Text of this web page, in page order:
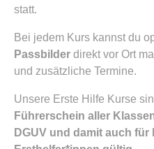
statt.
Bei jedem Kurs kannst du
Passbilder direkt vor Ort
und zusätzliche Termine.
Unsere Erste Hilfe Kurse
Führerschein aller
DGUV und damit auch für